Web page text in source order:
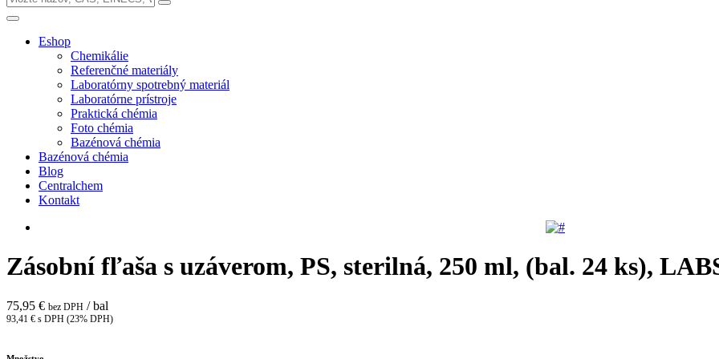
Eshop
Chemikálie
Referenčné materiály
Laboratórny spotrebný materiál
Laboratórne prístroje
Praktická chémia
Foto chémia
Bazénová chémia
Bazénová chémia
Blog
Centralchem
Kontakt
Zásobní fľaša s uzáverom, PS, sterilná, 250 ml, (bal. 24 ks),
75,95 € bez DPH / bal
93,41 € s DPH (23% DPH)